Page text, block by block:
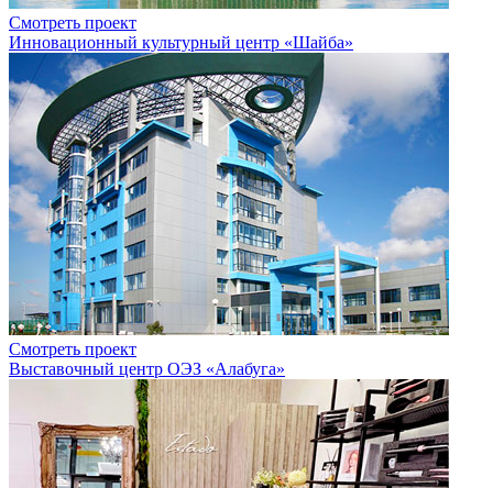
Смотреть проект
Инновационный культурный центр «Шайба»
Смотреть проект
Выставочный центр ОЭЗ «Алабуга»